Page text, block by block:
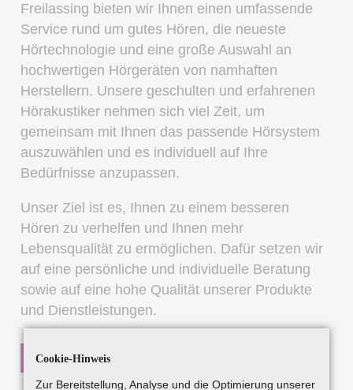
Freilassing bieten wir Ihnen einen umfassende
Service rund um gutes Hören, die neueste
Hörtechnologie und eine große Auswahl an
hochwertigen Hörgeräten von namhaften
Herstellern. Unsere geschulten und erfahrenen
Hörakustiker nehmen sich viel Zeit, um
gemeinsam mit Ihnen das passende Hörsystem
auszuwählen und es individuell auf Ihre
Bedürfnisse anzupassen.
Unser Ziel ist es, Ihnen zu einem besseren
Hören zu verhelfen und Ihnen mehr
Lebensqualität zu ermöglichen. Dafür setzen wir
auf eine persönliche und individuelle Beratung
sowie auf eine hohe Qualität unserer Produkte
und Dienstleistungen.
TERMIN VEREINBAREN
Cookie-Hinweis
Zur Bereitstellung, Analyse und die Optimierung unserer